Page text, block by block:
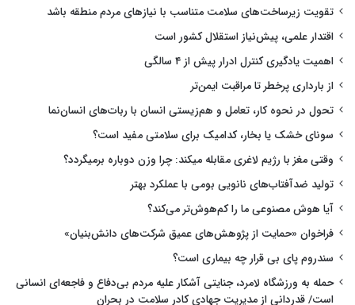
تقویت زیرساخت‌های سلامت متناسب با نیازهای مردم منطقه باشد
اقتدار علمی، پیش‌نیاز استقلال کشور است
اهمیت یادگیری کنترل ادرار پیش از ۴ سالگی
از بارداری پرخطر تا مراقبت ایمن‌تر
تحول در نحوه کار، تعامل و هم‌زیستی انسان با ربات‌های انسان‌نما
سونای خشک یا بخار، کدامیک برای سلامتی مفید است؟
وقتی مغز با رژیم لاغری مقابله میکند: چرا وزن دوباره برمیگردد؟
تولید ضدآفتاب‌های نانویی بومی با عملکرد بهتر
آیا هوش مصنوعی ما را کم‌هوش‌تر می‌کند؟
فراخوان «حمایت از پژوهش‌های عمیق شرکت‌های دانش‌بنیان»
سندروم پای بی قرار چه بیماری است؟
حمله به ورزشگاه لامرد، جنایتی آشکار علیه مردم بی‌دفاع و فاجعه‌ای انسانی
است/ قدردانی از مدیریت جهادی کادر سلامت در بحران